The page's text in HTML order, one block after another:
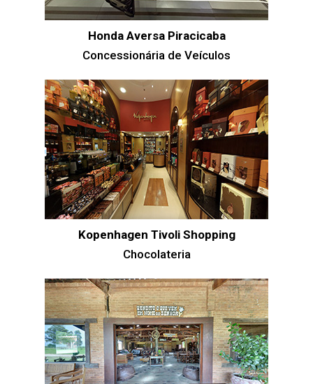
Honda Aversa Piracicaba
Concessionária de Veículos
Kopenhagen Tivoli Shopping
Chocolateria